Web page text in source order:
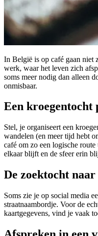
In België is op café gaan niet
werk, waar het leven zich
soms meer nodig dan alleen
onmisbaar.
Een kroegentocht
Stel, je organiseert een
wandelen (en meer tijd hebt
café om zo een logische
elkaar blijft en de sfeer erin
De zoektocht
Soms zie je op social media
straatnaambordje. Voor de
kaartgegevens, vind je vaak